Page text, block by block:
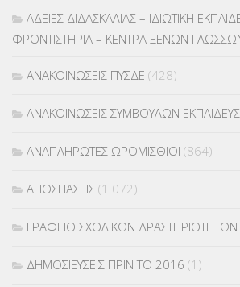
ΑΔΕΙΕΣ ΔΙΔΑΣΚΑΛΙΑΣ – ΙΔΙΩΤΙΚΗ
ΦΡΟΝΤΙΣΤΗΡΙΑ – ΚΕΝΤΡΑ ΞΕΝΩΝ
ΑΝΑΚΟΙΝΩΣΕΙΣ ΠΥΣΔΕ (428)
ΑΝΑΚΟΙΝΩΣΕΙΣ ΣΥΜΒΟΥΛΩΝ
ΑΝΑΠΛΗΡΩΤΕΣ ΩΡΟΜΙΣΘΙΟΙ (864)
ΑΠΟΣΠΑΣΕΙΣ (1.072)
ΓΡΑΦΕΙΟ ΣΧΟΛΙΚΩΝ ΔΡΑΣΤΗΡΙΟΤΗΤΩΝ
ΔΗΜΟΣΙΕΥΣΕΙΣ ΠΡΙΝ ΤΟ 2016 (1)